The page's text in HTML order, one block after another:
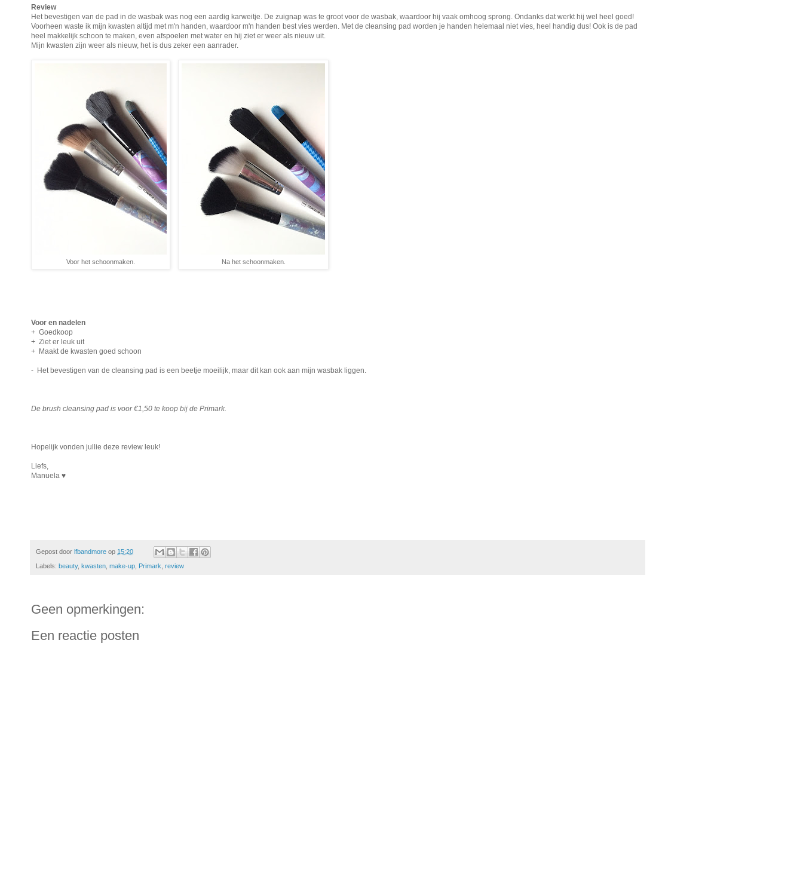
Review
Het bevestigen van de pad in de wasbak was nog een aardig karweitje. De zuignap was te groot voor de wasbak, waardoor hij vaak omhoog sprong. Ondanks dat werkt hij wel heel goed!
Voorheen waste ik mijn kwasten altijd met m'n handen, waardoor m'n handen best vies werden. Met de cleansing pad worden je handen helemaal niet vies, heel handig dus! Ook is de pad
heel makkelijk schoon te maken, even afspoelen met water en hij ziet er weer als nieuw uit.
Mijn kwasten zijn weer als nieuw, het is dus zeker een aanrader.
Voor het schoonmaken. Na het schoonmaken.
Voor en nadelen
+ Goedkoop
+ Ziet er leuk uit
+ Maakt de kwasten goed schoon
- Het bevestigen van de cleansing pad is een beetje moeilijk, maar dit kan ook aan mijn wasbak liggen.
De brush cleansing pad is voor €1,50 te koop bij de Primark.
Hopelijk vonden jullie deze review leuk!
Liefs,
Manuela ♥︎
Gepost door lfbandmore op 15:20
Labels: beauty, kwasten, make-up, Primark, review
Geen opmerkingen:
Een reactie posten